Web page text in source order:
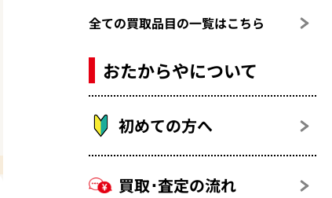
全ての買取品目の一覧はこちら
おたからやについて
初めての方へ
買取･査定の流れ